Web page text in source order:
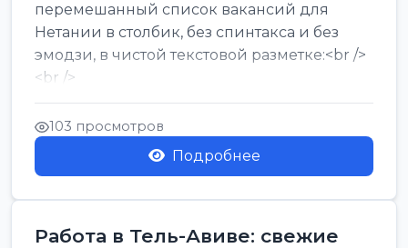
перемешанный список вакансий для
Нетании в столбик, без спинтакса и без
эмодзи, в чистой текстовой разметке:<br />
<br />
Работа в Нетании на мебельном
производстве: требу...
103 просмотров
Подробнее
Работа в Тель-Авиве: свежие